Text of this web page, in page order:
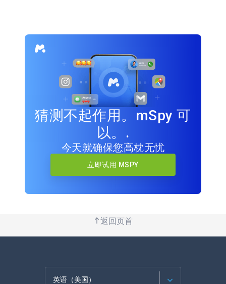
猜测不起作用。mSpy 可
以。.
今天就确保您高枕无忧
立即试用 MSPY
返回页首
英语（美国）